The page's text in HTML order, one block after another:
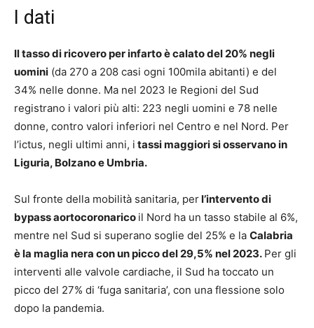
I dati
Il tasso di ricovero per infarto è calato del 20% negli
uomini (da 270 a 208 casi ogni 100mila abitanti) e del
34% nelle donne. Ma nel 2023 le Regioni del Sud
registrano i valori più alti: 223 negli uomini e 78 nelle
donne, contro valori inferiori nel Centro e nel Nord. Per
l’ictus, negli ultimi anni, i tassi maggiori si osservano in
Liguria, Bolzano e Umbria.
Sul fronte della mobilità sanitaria, perl’intervento di
bypass aortocoronarico il Nord ha un tasso stabile al 6%,
mentre nel Sud si superano soglie del 25% e la Calabria
è la maglia nera con un picco del 29,5% nel 2023. Per gli
interventi alle valvole cardiache, il Sud ha toccato un
picco del 27% di ‘fuga sanitaria’, con una flessione solo
dopo la pandemia.